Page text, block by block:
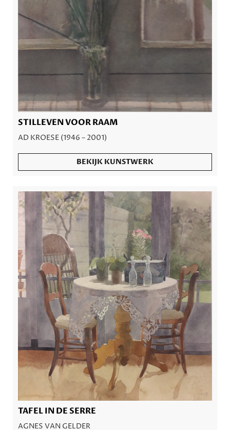
STILLEVEN VOOR RAAM
AD KROESE (1946 – 2001)
BEKIJK KUNSTWERK
TAFEL IN DE SERRE
AGNES VAN GELDER